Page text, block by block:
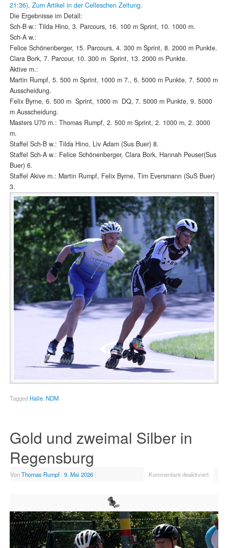
21:36). Zum Artikel in der Celleschen Zeitung.
Die Ergebnisse im Detail:
Sch-B w.: Tilda Hino, 3. Parcours, 16. 100 m Sprint, 10. 1000 m.
Sch-A w.:
Felice Schönenberger, 15. Parcours, 4. 300 m Sprint, 8. 2000 m Punkte.
Clara Bork, 7. Parcour, 10. 300 m Sprint, 13. 2000 m Punkte.
Aktive m.:
Martin Rumpf, 5. 500 m Sprint, 1000 m 7., 6. 5000 m Punkte, 7. 5000 m
Ausscheidung.
Felix Byrne, 6. 500 m Sprint, 1000 m DQ, 7. 5000 m Punkte, 9. 5000
m Ausscheidung.
Masters U70 m.: Thomas Rumpf, 2. 500 m Sprint, 2. 1000 m, 2. 3000
m.
Staffel Sch-B w.: Tilda Hino, Liv Adam (Sus Buer) 8.
Staffel Sch-A w.: Felice Schönenberger, Clara Bork, Hannah Peuser(Sus
Buer) 6.
Staffel Akive m.: Martin Rumpf, Felix Byrne, Tim Eversmann (SuS Buer)
3.
Tagged Halle, NDM
Gold und zweimal Silber in
Regensburg
VonThomas Rumpf | 9. Mai 2026 | Kommentare deaktiviert